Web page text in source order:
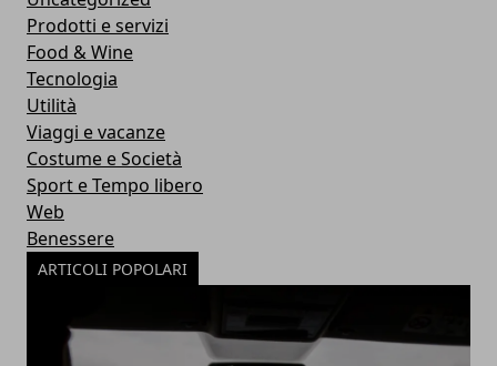
Prodotti e servizi
Food & Wine
Tecnologia
Utilità
Viaggi e vacanze
Costume e Società
Sport e Tempo libero
Web
Benessere
ARTICOLI POPOLARI